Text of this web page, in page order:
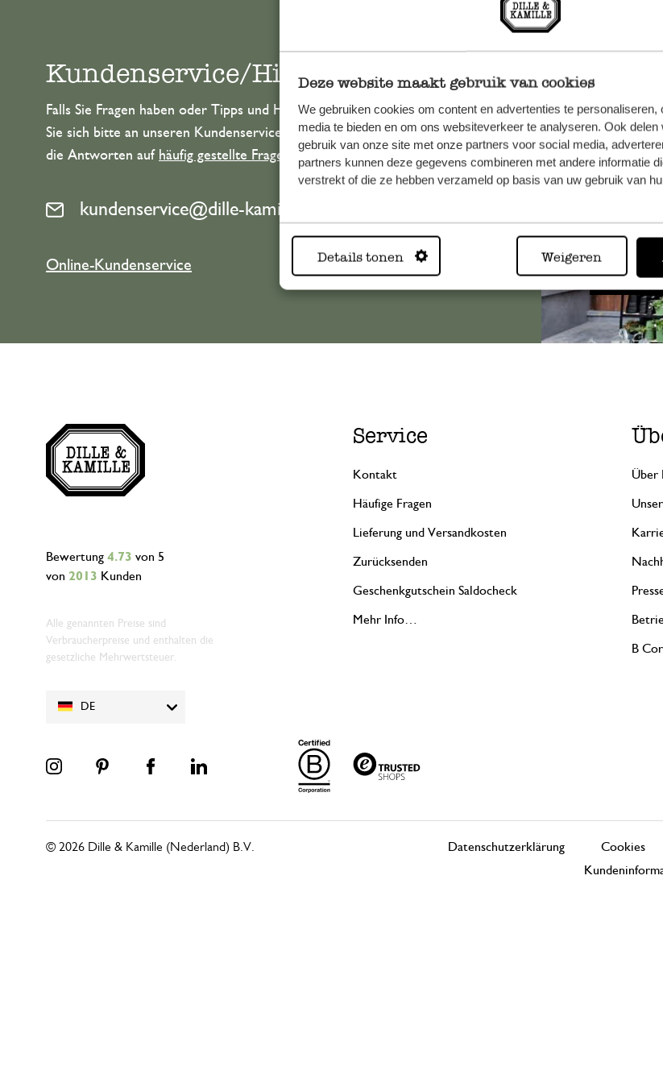
Deze website maakt gebruik van cookies
We gebruiken cookies om content en advertenties te
media te bieden en om ons websiteverkeer te analyseren. Ook
gebruik van onze site met onze partners voor social media,
partners kunnen deze gegevens combineren met andere informatie
verstrekt of die ze hebben verzameld op basis van uw gebruik van
Details tonen Weigeren
Kundenservice/Hilfe
Falls Sie Fragen haben oder Tipps und Hilfe brauchen, wenden
Sie sich bitte an unseren Kundenservice. Oder lesen Sie hier
die Antworten auf häufig gestellte Fragen
kundenservice@dille-kamille.de
Online-Kundenservice
DE
Bewertung 4.73 von 5
von 2013 Kunden
Alle genannten Preise sind
Verbraucherpreise und enthalten die
gesetzliche Mehrwertsteuer.
Service
Kontakt
Häufige Fragen
Lieferung und Versandkosten
Zurücksenden
Geschenkgutschein Saldocheck
Mehr Info…
Über
B
Datenschutzerklärung Cookies
© 2026 Dille & Kamille (Nederland) B.V.